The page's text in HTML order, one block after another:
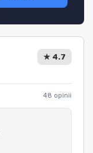
★ 4.7
48 opinii